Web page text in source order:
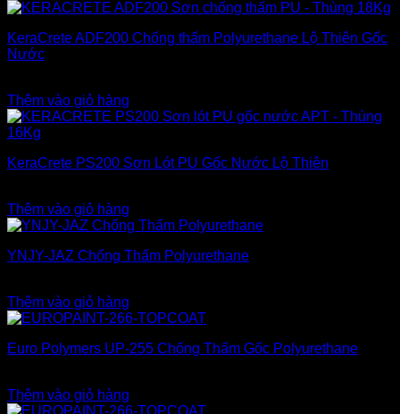
KeraCrete ADF200 Chống thấm Polyurethane Lộ Thiên Gốc
Nước
Thêm vào giỏ hàng
KeraCrete PS200 Sơn Lót PU Gốc Nước Lộ Thiên
Thêm vào giỏ hàng
YNJY-JAZ Chống Thấm Polyurethane
Thêm vào giỏ hàng
Euro Polymers UP-255 Chống Thấm Gốc Polyurethane
Thêm vào giỏ hàng